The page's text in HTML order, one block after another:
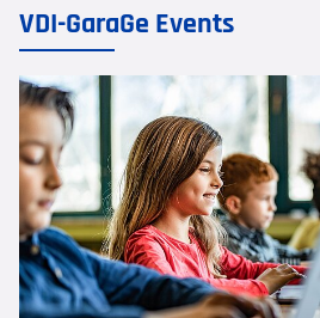
VDI-GaraGe Events